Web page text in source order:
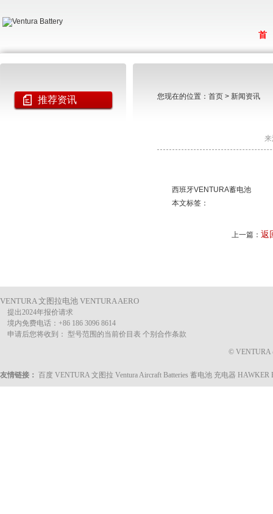
首
推荐资讯 您现在的位置： 首页 > 新闻资讯
来
西班牙VENTURA蓄电池
本文标签：
上一篇： 返
VENTURA 文图拉电池 VENTURA AERO
提出2024年报价请求
境内免费电话：+86 186 3096 8614
申请后您将收到： 型号范围的当前价目表 个别合作条款
© VENTURA
友情链接： 百度 VENTURA 文图拉 Ventura Aircraft Batteries 蓄电池 充电器 HAWKER